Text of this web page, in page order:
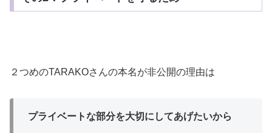
２つめのTARAKOさんの本名が非公開の理由は
プライベートな部分を大切にしてあげたいから